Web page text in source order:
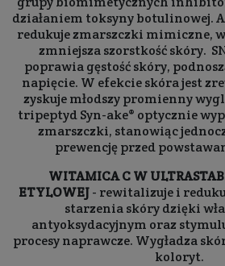
działaniem toksyny botulinowej.
redukuje zmarszczki mimiczne,
zmniejsza szorstkość skóry.
poprawia gęstość skóry,
napięcie. W efekcie skóra jest
zyskuje młodszy promienny
tripeptyd Syn-ake® optycznie
zmarszczki, stanowiąc
prewencję przed
WITAMICA C W
ETYLOWEJ- rewitalizuje i
starzenia skóry dzięki
antyoksydacyjnym oraz
procesy naprawcze. Wygładza
koloryt.